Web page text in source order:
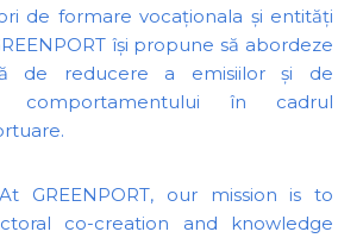
de formare vocaționala și entități
își propune să abordeze
de reducere a emisiilor și de
comportamentului în cadrul
GREENPORT, our mission is to
co-creation and knowledge